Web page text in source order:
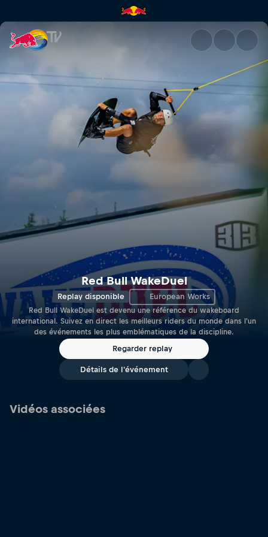
Red Bull WakeDuel | Red Bull
Red Bull WakeDuel
Replay disponible European Works
Red Bull WakeDuel est devenu une référence du wakeboard
international. Suivez en direct les meilleurs riders du monde dans l'un
des événements les plus emblématiques de la discipline.
Regarder replay
Détails de l'événement
Vidéos associées